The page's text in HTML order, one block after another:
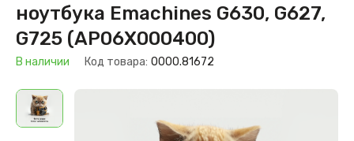
ноутбука Emachines G630, G627,
G725 (AP06X000400)
В наличии Код товара: 0000.81672